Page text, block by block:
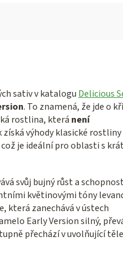
sativ v katalogu Delicious
. To znamená, že jde o
rostlina, která není
výhody klasické rostliny
je ideální pro oblasti s
svůj bujný růst a
květinovými tóny
která zanechává v ústech
Early Version silný,
přechází v uvolňující